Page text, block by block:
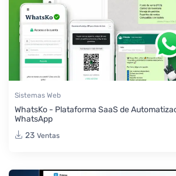
Sistemas Web
WhatsKo - Plataforma SaaS de
WhatsApp
23 Ventas